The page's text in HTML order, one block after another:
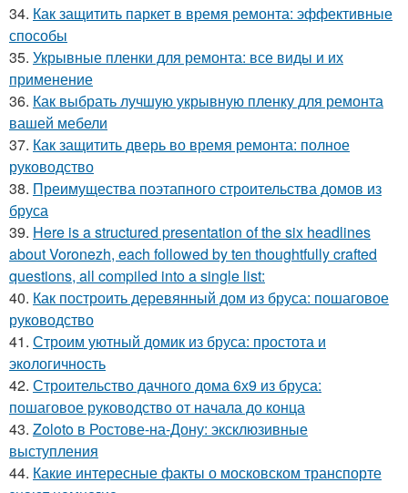
34. Как защитить паркет в время ремонта: эффективные
способы
35. Укрывные пленки для ремонта: все виды и их
применение
36. Как выбрать лучшую укрывную пленку для ремонта
вашей мебели
37. Как защитить дверь во время ремонта: полное
руководство
38. Преимущества поэтапного строительства домов из
бруса
39. Here is a structured presentation of the six headlines
about Voronezh, each followed by ten thoughtfully crafted
questions, all compiled into a single list:
40. Как построить деревянный дом из бруса: пошаговое
руководство
41. Строим уютный домик из бруса: простота и
экологичность
42. Строительство дачного дома 6х9 из бруса:
пошаговое руководство от начала до конца
43. Zoloto в Ростове-на-Дону: эксклюзивные
выступления
44. Какие интересные факты о московском транспорте